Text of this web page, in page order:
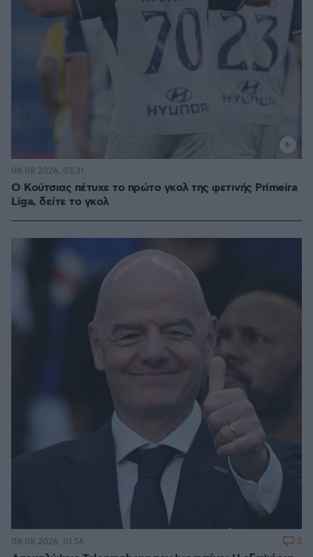
Ο Κούτσιας πέτυχε το πρώτο γκολ της φετινής Primeira
Liga, δείτε το γκολ
08.08.2026, 03:31
08.08.2026, 01:56 2